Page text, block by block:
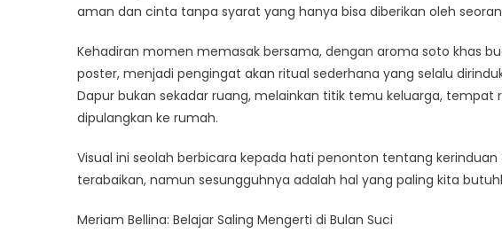
aman dan cinta tanpa syarat yang hanya bisa diberikan oleh
Kehadiran momen memasak bersama, dengan aroma soto khas
poster, menjadi pengingat akan ritual sederhana yang selalu
Dapur bukan sekadar ruang, melainkan titik temu keluarga, tempat
dipulangkan ke rumah.
Visual ini seolah berbicara kepada hati penonton tentang
terabaikan, namun sesungguhnya adalah hal yang paling kita
Meriam Bellina: Belajar Saling Mengerti di Bulan Suci